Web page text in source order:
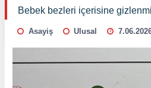
Bebek bezleri içerisine
Asayiş Ulusal